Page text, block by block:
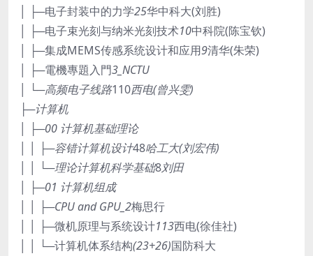
│ ├─电子封装中的力学25华中科大(刘胜)
│ ├─电子束光刻与纳米光刻技术10中科院(陈宝钦)
│ ├─集成MEMS传感系统设计和应用9清华(朱荣)
│ ├─電機專題入門3_NCTU
│ └─高频电子线路110西电(曾兴雯)
├─计算机
│ ├─00 计算机基础理论
│ │ ├─容错计算机设计48哈工大(刘宏伟)
│ │ └─理论计算机科学基础8刘田
│ ├─01 计算机组成
│ │ ├─CPU and GPU_2梅思行
│ │ ├─微机原理与系统设计113西电(徐佳社)
│ │ └─计算机体系结构(23+26)国防科大